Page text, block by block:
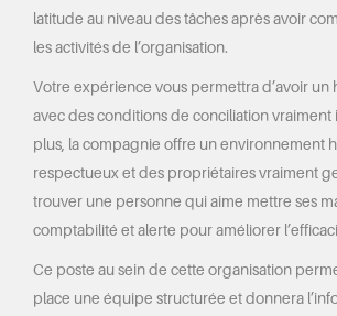
latitude au niveau des tâches après avoir
les activités de l’organisation.
Votre expérience vous permettra d’avoir un
avec des conditions de conciliation vraiment
plus, la compagnie offre un environnement
respectueux et des propriétaires vraiment
trouver une personne qui aime mettre ses
comptabilité et alerte pour améliorer
Ce poste au sein de cette organisation
place une équipe structurée et donnera